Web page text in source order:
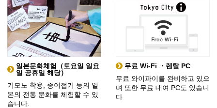
일본문화체험（토요일 일요
일 공휴일 해당）
기모노 착용, 종이접기 등의 일
본의 전통 문화를 체험할 수 있
습니다.
무료 Wi-Fi ・렌탈 PC
무료 와이파이를 완비하고 있으
며 또한 무료 대여 PC도 있습니
다.